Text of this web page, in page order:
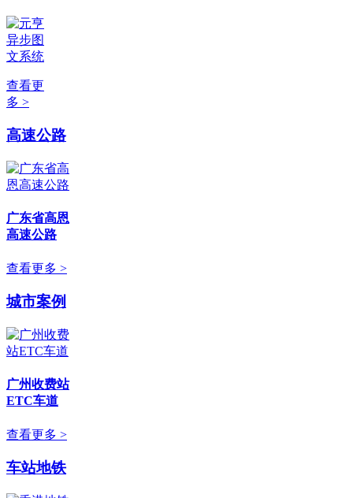
查看更
多 >
高速公路
广东省高恩
高速公路
查看更多 >
城市案例
广州收费站
ETC车道
查看更多 >
车站地铁